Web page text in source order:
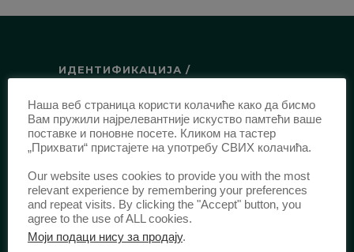
ИДЕНТИФИКАЦИЈА /
ISSN:0003-2565(Штампано издање)
еISSN:2406-2693(Онлајн издање)
DOI:10.51204/Anali_PFBU_1906
ИЗДАВАЧ /
Правни факултет Универзитета у
Београду
Наша веб страница користи колачиће како да бисмо
Вам пружили најрелевантније искуство памтећи ваше
поставке и поновне посете. Кликом на тастер
„Прихвати“ пристајете на употребу СВИХ колачића.
Our website uses cookies to provide you with the most
relevant experience by remembering your preferences
and repeat visits. By clicking the "Accept" button, you
agree to the use of ALL cookies.
Моји подаци нису за продају.